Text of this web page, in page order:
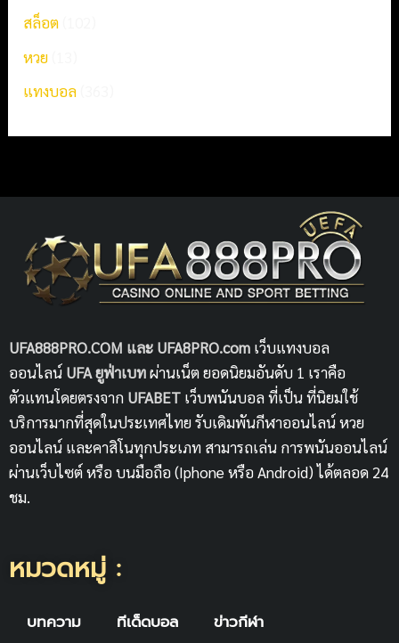
สล็อต
หวย
แทงบอล
UFA888PRO.COM และ UFA8PRO.com เว็บแทงบอล
ออนไลน์ UFAยูฟ่าเบทผ่านเน็ต ยอดนิยมอันดับ 1 เราคือ
ตัวแทนโดยตรงจาก UFABET เว็บพนันบอล ที่เป็น ที่นิยมใช้
บริการมากที่สุดในประเทศไทย รับเดิมพันกีฬาออนไลน์ หวย
ออนไลน์ และคาสิโนทุกประเภท สามารถเล่น การพนันออนไลน์
ผ่านเว็บไซต์ หรือ บนมือถือ (Iphone หรือ Android) ได้ตลอด 24
ชม.
หมวดหมู่ :
บทความ ทีเด็ดบอล ข่าวกีฬา